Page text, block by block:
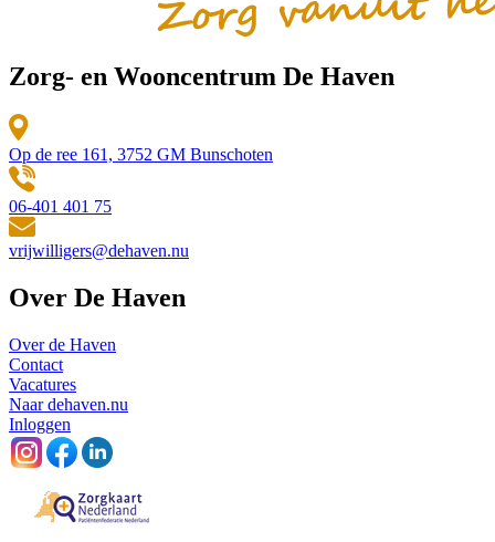
Zorg- en Wooncentrum De Haven
Op de ree 161, 3752 GM Bunschoten
06-401 401 75
vrijwilligers@dehaven.nu
Over De Haven
Over de Haven
Contact
Vacatures
Naar dehaven.nu
Inloggen